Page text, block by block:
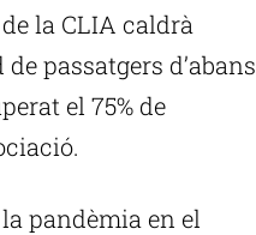
la CLIA caldrà
passatgers d’abans
el 75% de
pandèmia en el